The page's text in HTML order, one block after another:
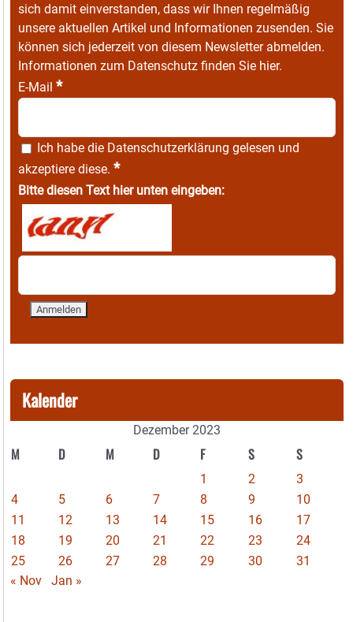
sich damit einverstanden, dass wir Ihnen regelmäßig
unsere aktuellen Artikel und Informationen zusenden. Sie
können sich jederzeit von diesem Newsletter abmelden.
Informationen zum Datenschutz finden Sie hier.
E-Mail *
Ich habe die Datenschutzerklärung gelesen und
akzeptiere diese. *
Bitte diesen Text hier unten eingeben:
Kalender
Dezember 2023
M D M D F S S
1 2
3
4
5 6 7 8 9
10
11
12 13 14 15 16
17
18
19 20 21 22 23
24
25
26 27 28 29 30
31
« Nov
Jan »